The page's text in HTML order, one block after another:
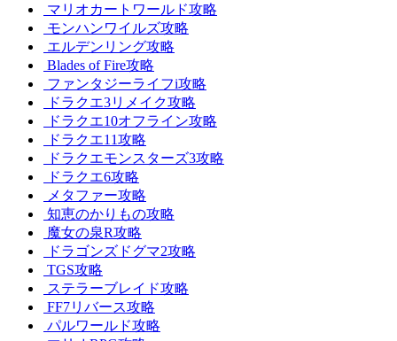
マリオカートワールド攻略
モンハンワイルズ攻略
エルデンリング攻略
Blades of Fire攻略
ファンタジーライフi攻略
ドラクエ3リメイク攻略
ドラクエ10オフライン攻略
ドラクエ11攻略
ドラクエモンスターズ3攻略
ドラクエ6攻略
メタファー攻略
知恵のかりもの攻略
魔女の泉R攻略
ドラゴンズドグマ2攻略
TGS攻略
ステラーブレイド攻略
FF7リバース攻略
パルワールド攻略